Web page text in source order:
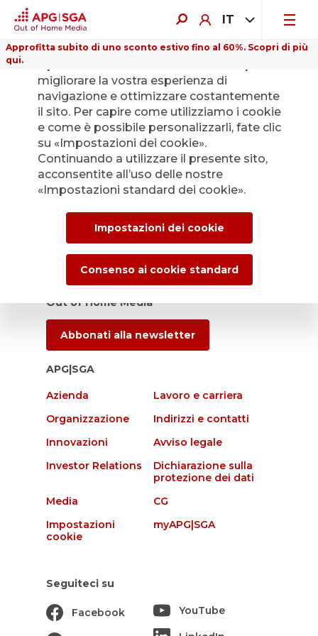
IT
Approfitta subito di uno sconto estivo fino al 60%. Scopri di più
qui.
Benvenuto in APGISGA
Chiediamo di pazientare per un momento. Sarà
automaticamente reindirizzato al nostro tool di
prenotazione.
In caso non venisse reindirizzato automaticamente dopo
5 secondi,clicchi qui.
Scroll Up
Abbonatevi alla nostra newsletter sugli
Out of Home Media
Abbonati alla newsletter
APG|SGA
Azienda
Lavoro e carriera
Organizzazione
Indirizzi e contatti
Innovazioni
Avviso legale
Investor Relations
Dichiarazione sulla
protezione dei dati
Media
CG
Impostazioni
cookie
myAPG|SGA
Seguiteci su
Facebook YouTube
migliorare la vostra esperienza di
navigazione e ottimizzare costantemente
il sito. Per capire come utilizziamo i cookie
e come è possibile personalizzarli, fate clic
su «Impostazioni dei cookie».
Continuando a utilizzare il presente sito,
acconsentite all’uso delle nostre
«Impostazioni standard dei cookie».
Impostazioni dei cookie
Consenso ai cookie standard